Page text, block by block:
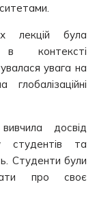
лекцій була
в контексті
увага на
глобалізаційні
досвід
студентів та
Студенти були
про своє